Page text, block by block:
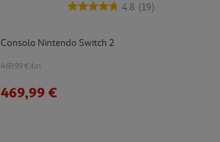
4.8 (19)
Consola Nintendo Switch 2
469.99 €/un
469,99 €